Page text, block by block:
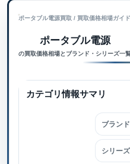
ポータブル電源買取 / 買取価格相場ガイド
ポータブル電源
の買取価格相場とブランド・シリーズ一
ポータブル電源内で検索
カテゴリ情報サマリ
ブラン
シリー